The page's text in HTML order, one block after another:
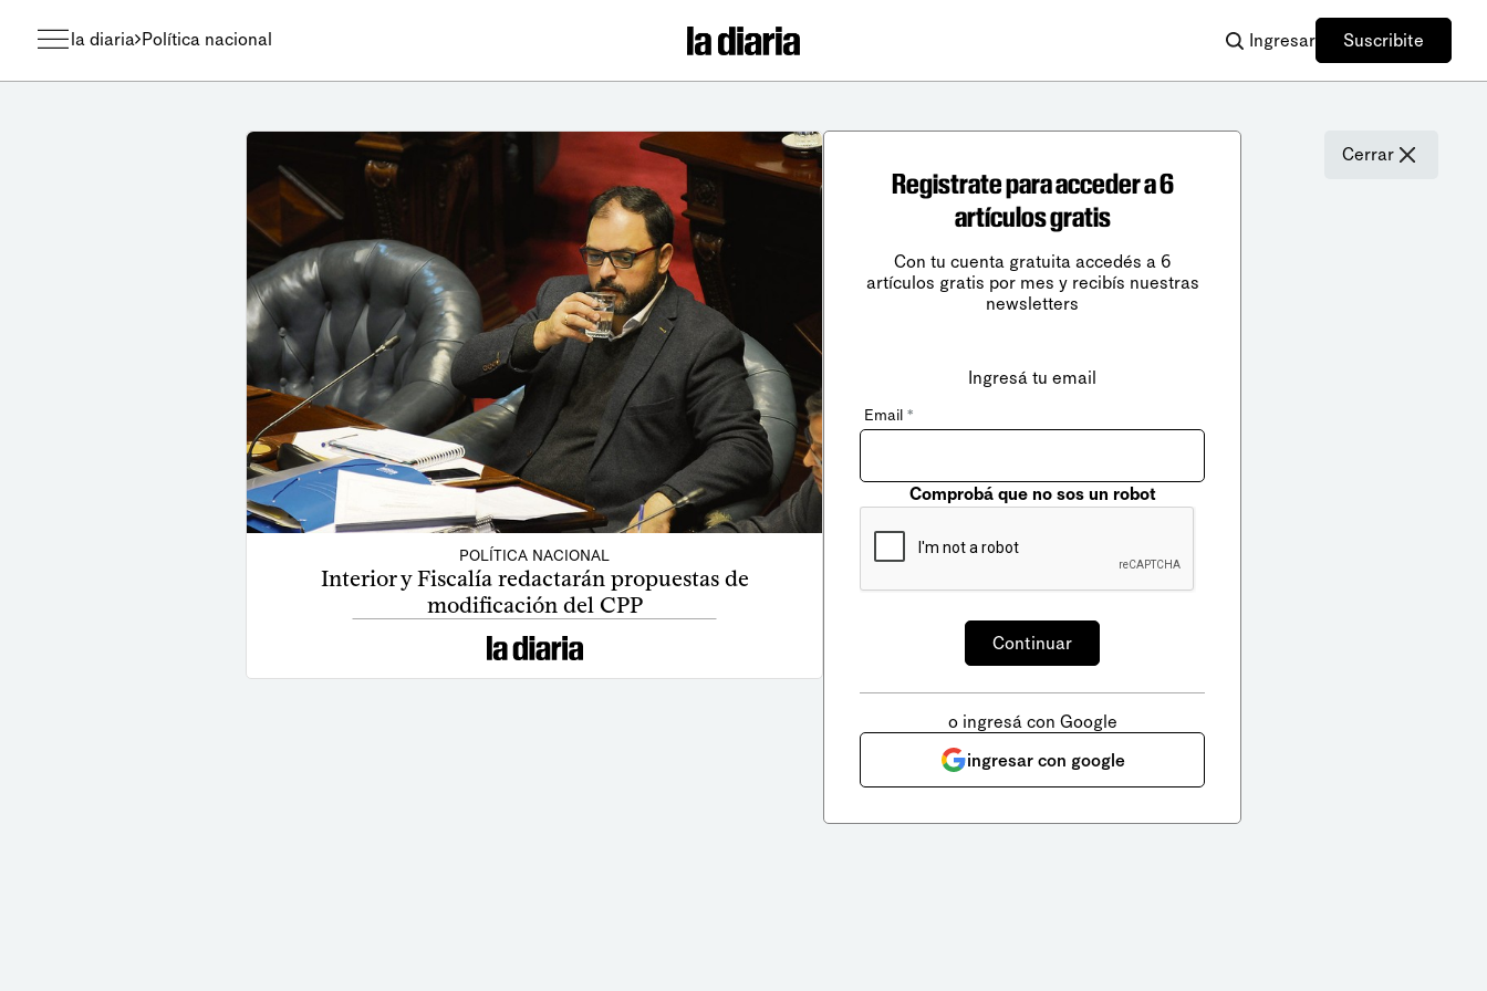
la diaria Política nacional Ingresar Suscribite
POLÍTICA NACIONAL
Interior y Fiscalía redactarán propuestas de
modificación del CPP
Cerrar
Registrate para acceder a 6
artículos gratis
Con tu cuenta gratuita accedés a 6
artículos gratis por mes y recibís nuestras
newsletters
Ingresá tu email
Email *
Comprobá que no sos un robot
o ingresá con Google
ingresar con google